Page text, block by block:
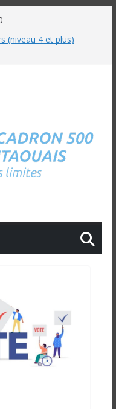
(niveau 4 et plus)
2026